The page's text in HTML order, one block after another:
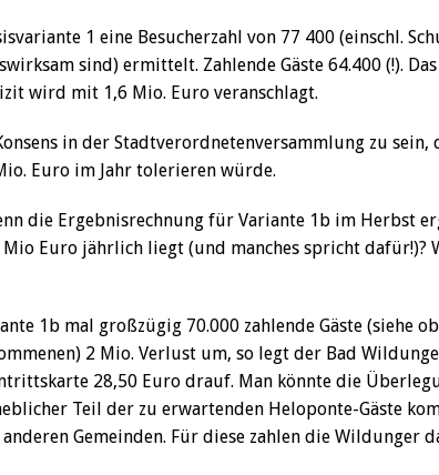
1 eine Besucherzahl von 77 400 (einschl.
sind) ermittelt. Zahlende Gäste 64.400 (!).
wird mit 1,6 Mio. Euro veranschlagt.
in der Stadtverordnetenversammlung zu sein,
Euro im Jahr tolerieren würde.
die Ergebnisrechnung für Variante 1b im Herbst
Euro jährlich liegt (und manches spricht dafür!)?
1b mal großzügig 70.000 zahlende Gäste (siehe
2 Mio. Verlust um, so legt der Bad
28,50 Euro drauf. Man könnte die
Teil der zu erwartenden Heloponte-Gäste
Gemeinden. Für diese zahlen die Wildunger